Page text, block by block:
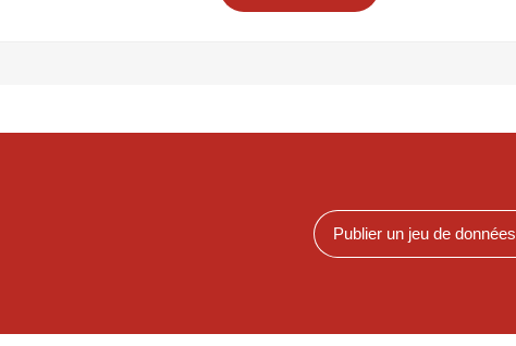
Publier un jeu de données